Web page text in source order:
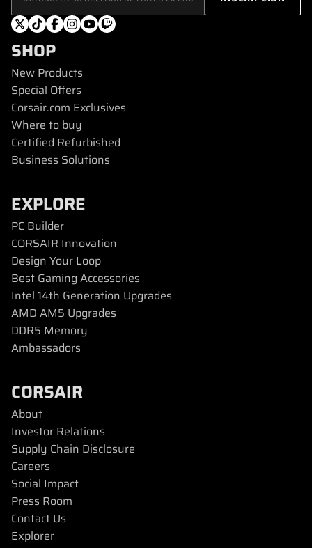
SHOP
New Products
Special Offers
Corsair.com Exclusives
Where to buy
Certified Refurbished
Business Solutions
EXPLORE
PC Builder
CORSAIR Innovation
Design Your Loop
Best Gaming Accessories
Intel 14th Generation Upgrades
AMD AM5 Upgrades
DDR5 Memory
Ambassadors
CORSAIR
About
Investor Relations
Supply Chain Disclosure
Careers
Social Impact
Press Room
Contact Us
Explorer